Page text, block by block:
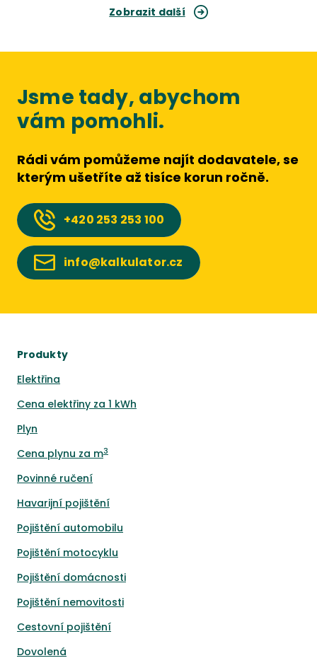
Zobrazit další
Jsme tady, abychom
vám pomohli.
Rádi vám pomůžeme najít dodavatele, se
kterým ušetříte až tisíce korun ročně.
+420 253 253 100
info@kalkulator.cz
Produkty
Elektřina
Cena elektřiny za 1 kWh
Plyn
Cena plynu za m3
Povinné ručení
Havarijní pojištění
Pojištění automobilu
Pojištění motocyklu
Pojištění domácnosti
Pojištění nemovitosti
Cestovní pojištění
Dovolená